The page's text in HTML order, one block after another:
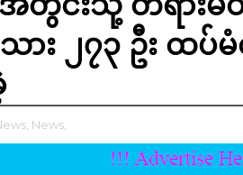
သား ၂၇၃ ဦး ထ
News,